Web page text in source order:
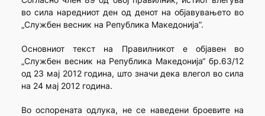
во сила наредниот ден од денот на објавувањето во
„Службен весник на Република Македонија”.
Основниот текст на Правилникот е објавен во
„Службен весник на Република Македонија“ бр.63/12
од 23 мај 2012 година, што значи дека влегол во сила
на 24 мај 2012 година.
Во оспорената одлука, не се наведени броевите на